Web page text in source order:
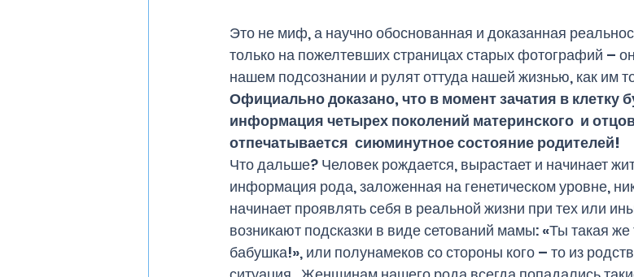
Это не миф, а научно обоснованная и доказанная
только на пожелтевших страницах старых фотографий –
нашем подсознании и рулят оттуда нашей жизнью, как им
Официально доказано, что в момент зачатия в клетку
информация четырех поколений материнского  и
отпечатывается  сиюминутное состояние родителей!
Что дальше? Человек рождается, вырастает и начинает
информация рода, заложенная на генетическом уровне,
начинает проявлять себя в реальной жизни при тех или
возникают подсказки в виде сетований мамы: «Ты такая же
бабушка!», или полунамеков со стороны кого – то из